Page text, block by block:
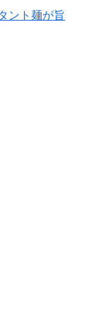
ント麺が旨